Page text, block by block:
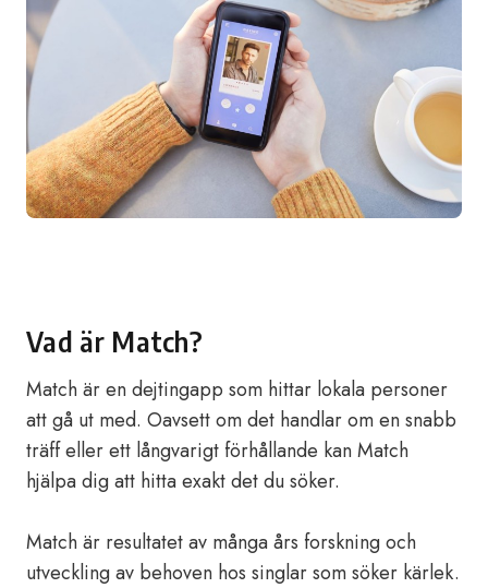
Vad är Match?
Match är en dejtingapp som hittar lokala personer
att gå ut med. Oavsett om det handlar om en snabb
träff eller ett långvarigt förhållande kan Match
hjälpa dig att hitta exakt det du söker.
Match är resultatet av många års forskning och
utveckling av behoven hos singlar som söker kärlek.